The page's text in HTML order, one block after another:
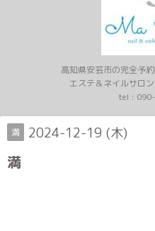
高知県安芸市の完全予
エステ＆ネイルサロ
tel :
満 2024-12-19 (木)
満